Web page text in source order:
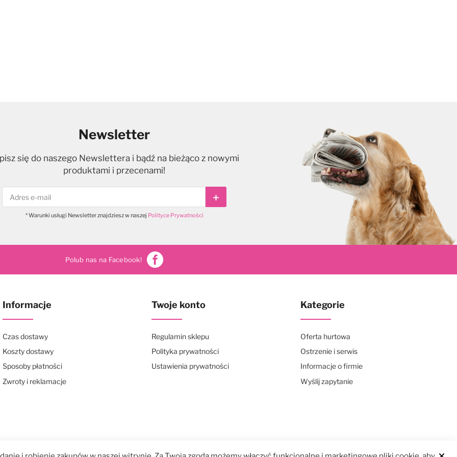
Newsletter
się do naszego Newslettera i bądź na bieżąco z nowymi
produktami i przecenami!
Subskrybuj
* Warunki usługi Newsletter znajdziesz w naszej Polityce Prywatności
Polub nas na Facebook!
Informacje
Czas dostawy
Koszty dostawy
Sposoby płatności
Zwroty i reklamacje
Twoje konto
Regulamin sklepu
Polityka prywatności
Ustawienia prywatności
Kategorie
Oferta hurtowa
Ostrzenie i serwis
Informacje o firmie
Wyślij zapytanie